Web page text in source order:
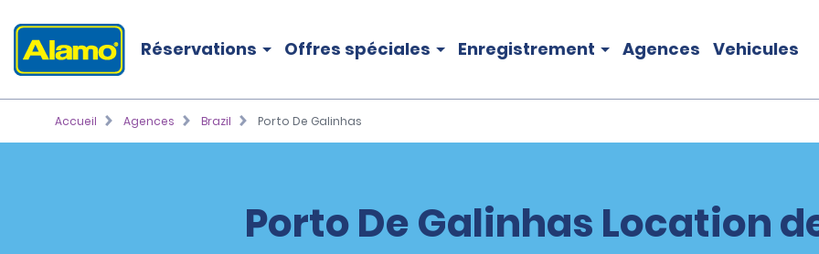
Réservations Offres spéciales Enregistrement Agences Vehicules
Accueil Agences Brazil Porto De Galinhas
Porto De Galinhas Location